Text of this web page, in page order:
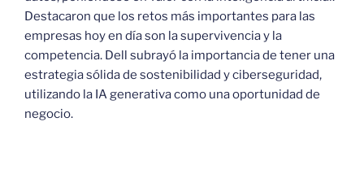
Destacaron que los retos más importantes para las
empresas hoy en día son la supervivencia y la
competencia. Dell subrayó la importancia de tener una
estrategia sólida de sostenibilidad y ciberseguridad,
utilizando la IA generativa como una oportunidad de
negocio.